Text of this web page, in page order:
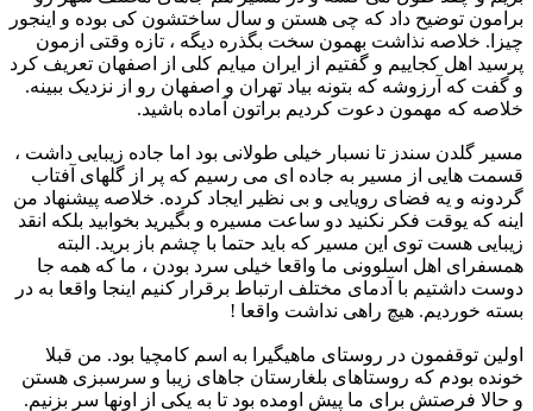
برامون توضیح داد که چی هستن و سال ساختشون کی بوده و ‏اینجور
چیزا. خلاصه نذاشت بهمون سخت بگذره دیگه ، تازه وقتی ازمون
پرسید اهل کجاییم و گفتیم از ایران میایم کلی از ‏اصفهان تعریف کرد
و گفت که آرزوشه که بتونه بیاد تهران و اصفهان رو از نزدیک ببینه.
خلاصه که مهمون دعوت کردیم ‏براتون آماده باشید. ‏
مسیر گلدن سندز تا نسبار خیلی طولانی بود اما جاده زیبایی داشت ،
قسمت هایی از مسیر به جاده ای می رسیم که پر از ‏گلهای آفتاب
گردونه و یه فضای رویایی و بی نظیر ایجاد کرده. خلاصه پیشنهاد من
اینه که یوقت فکر نکنید دو ساعت ‏مسیره و بگیرید بخوابید بلکه انقد
زیبایی هست توی این مسیر که باید حتما با چشم باز برید. البته
همسفرای اهل اسلوونی ما ‏واقعا خیلی سرد بودن ، ما که همه جا
دوست داشتیم با آدمای مختلف ارتباط برقرار کنیم اینجا واقعا به در
بسته خوردیم. هیچ ‏راهی نداشت واقعا ! ‏
اولین توقفمون در روستای ماهیگیرا به اسم کامچیا بود. من قبلا
خونده بودم که روستاهای بلغارستان جاهای زیبا و ‏سرسبزی هستن
و حالا فرصتش برای ما پیش اومده بود تا به یکی از اونها سر بزنیم.‏ ‏ ‏ ‏